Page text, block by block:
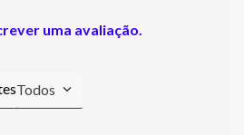
uma avaliação.
Todos